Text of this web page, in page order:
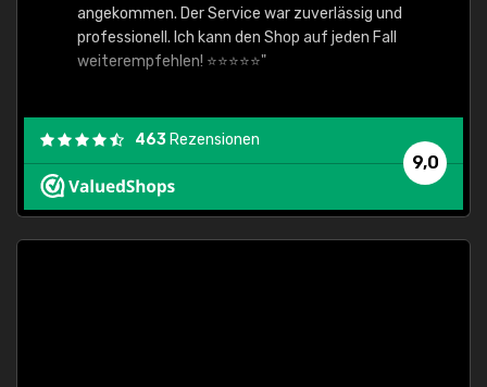
angekommen. Der Service war zuverlässig und
professionell. Ich kann den Shop auf jeden Fall
weiterempfehlen! ⭐⭐⭐⭐⭐"
9,0
463 Rezensionen